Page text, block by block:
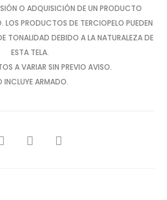
O ADQUISICIÓN DE UN PRODUCTO
LOS PRODUCTOS DE TERCIOPELO PUEDEN
TONALIDAD DEBIDO A LA NATURALEZA DE
ESTA TELA.
A VARIAR SIN PREVIO AVISO.
INCLUYE ARMADO.